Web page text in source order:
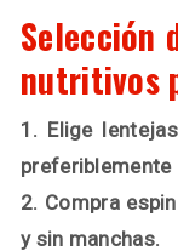
Selección
nutritivos
1. Elige
preferiblemente
2. Compra
y sin manchas.